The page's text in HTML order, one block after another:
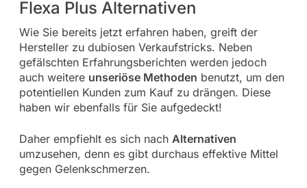
Flexa Plus Alternativen
Wie Sie bereits jetzt erfahren haben, greift der
Hersteller zu dubiosen Verkaufstricks. Neben
gefälschten Erfahrungsberichten werden jedoch
auch weitere unseriöse Methoden benutzt, um den
potentiellen Kunden zum Kauf zu drängen. Diese
haben wir ebenfalls für Sie aufgedeckt!
Daher empfiehlt es sich nach Alternativen
umzusehen, denn es gibt durchaus effektive Mittel
gegen Gelenkschmerzen.